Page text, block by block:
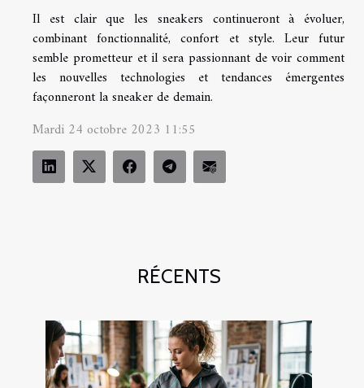
RÉCENTS
Il est clair que les sneakers continueront à évoluer,
combinant fonctionnalité, confort et style. Leur futur
semble prometteur et il sera passionnant de voir comment
les nouvelles technologies et tendances émergentes
façonneront la sneaker de demain.
Mardi 24 octobre 2023 11:55